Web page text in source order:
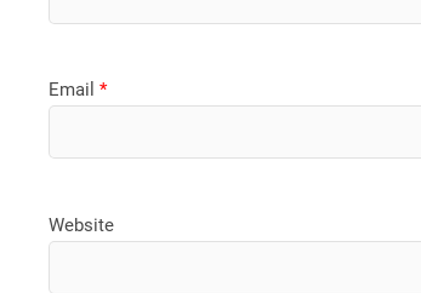
Email*
Website